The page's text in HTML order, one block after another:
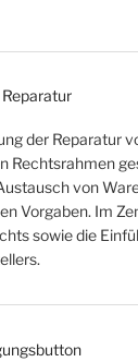
der Reparatur
Rechtsrahmen
von
Vorgaben. Im
sowie die